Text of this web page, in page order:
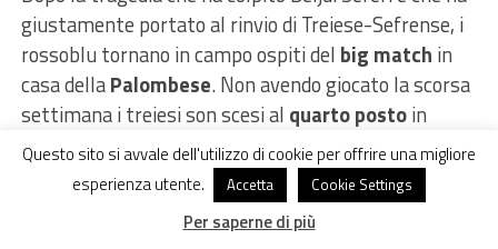
giustamente portato al rinvio di Treiese-Sefrense, i
rossoblu tornano in campo ospiti del big match in
casa dellaPalombese. Non avendo giocato la scorsa
settimana i treiesi son scesi al quarto postoin
classifica aquota 10punti , a-2dalla vetta occupata
dagli
avversari di
domani, potenzialmente dunque ancora primi.
Questo sito si avvale dell'utilizzo di cookie per offrire una migliore
esperienza utente.
Accetta Cookie Settings
Per saperne di più